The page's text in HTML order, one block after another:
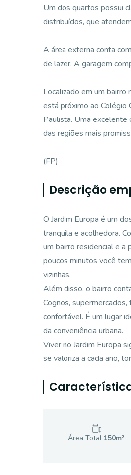
Um dos quartos possui
distribuídos, que
A área externa conta
de lazer. A garagem
Localizado em um bairro
está próximo ao Colégio
Paulista. Uma excelente
das regiões mais
(FP)
Descrição
O Jardim Europa é um
tranquila e acolhedora.
um bairro residencial e a
poucos minutos você
vizinhas.
Além disso, o bairro
Cognos,
confortável. É um lugar
da conveniência urbana.
Viver no Jardim Europa
se valoriza a cada ano,
Área Total 150m²